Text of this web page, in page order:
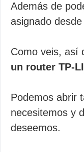
Además de
asignado
Como veis, así
un router TP-
Podemos abrir
necesitemos y
deseemos.